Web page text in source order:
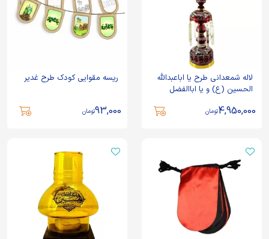
لاله شمعدانی طرح یا اباعبدالله
الحسین (ع) و یا اباالفضل
4,950,000تومان
ریسه مقوایی کودک طرح غدیر
93,000تومان